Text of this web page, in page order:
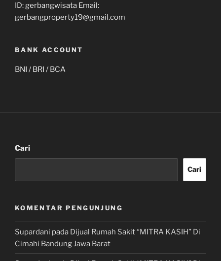
ID: gerbangwisata Email:
gerbangproperty19@gmail.com
BANK ACCOUNT
BNI / BRI / BCA
Cari
Cari
KOMENTAR PENGUNJUNG
Supardani pada Dijual Rumah Sakit “MITRA KASIH” Di
Cimahi Bandung Jawa Barat